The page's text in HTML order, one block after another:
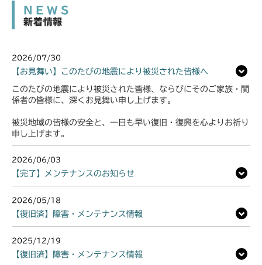
NEWS
新着情報
2026/07/30
【お見舞い】このたびの地震により被災された皆様へ
このたびの地震により被災された皆様、ならびにそのご家族・関
係者の皆様に、深くお見舞い申し上げます。
被災地域の皆様の安全と、一日も早い復旧・復興を心よりお祈り
申し上げます。
2026/06/03
【完了】メンテナンスのお知らせ
2026/05/18
【復旧済】障害・メンテナンス情報
2025/12/19
【復旧済】障害・メンテナンス情報